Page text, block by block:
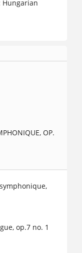
Hungarian
OP.
op.7 no. 1